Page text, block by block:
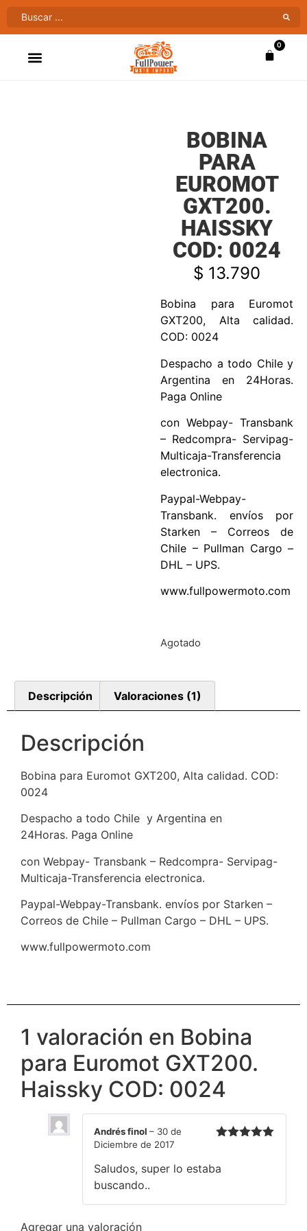
0
BOBINA
PARA
EUROMOT
GXT200.
HAISSKY
COD: 0024
$ 13.790
Bobina para Euromot
GXT200, Alta calidad.
COD: 0024
Despacho a todo Chile y
Argentina en 24Horas.
Paga Online
con Webpay- Transbank
– Redcompra- Servipag-
Multicaja-Transferencia
electronica.
Paypal-Webpay-
Transbank. envíos por
Starken – Correos de
Chile – Pullman Cargo –
DHL – UPS.
www.fullpowermoto.com
Agotado
Descripción Valoraciones (1)
Descripción
Bobina para Euromot GXT200, Alta calidad. COD:
0024
Despacho a todo Chile y Argentina en
24Horas. Paga Online
con Webpay- Transbank – Redcompra- Servipag-
Multicaja-Transferencia electronica.
Paypal-Webpay-Transbank. envíos por Starken –
Correos de Chile – Pullman Cargo – DHL – UPS.
www.fullpowermoto.com
1 valoración en Bobina
para Euromot GXT200.
Haissky COD: 0024
Andrés finol – 30 de
Diciembre de 2017
Saludos, super lo estaba
buscando..
Agregar una valoración